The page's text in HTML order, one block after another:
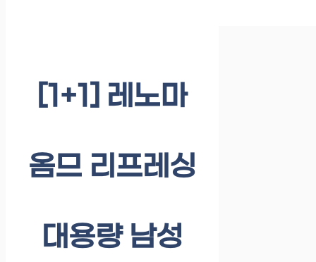
[1+1] 레노마
옴므 리프레싱
대용량 남성